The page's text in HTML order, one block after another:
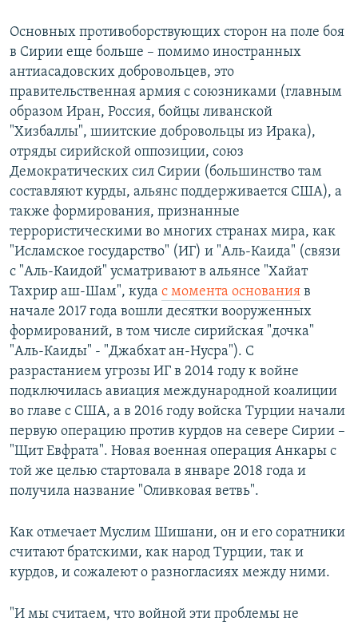
Основных противоборствующих сторон на поле боя
в Сирии еще больше – помимо иностранных
антиасадовских добровольцев, это
правительственная армия с союзниками (главным
образом Иран, Россия, бойцы ливанской
"Хизбаллы", шиитские добровольцы из Ирака),
отряды сирийской оппозиции, союз
Демократических сил Сирии (большинство там
составляют курды, альянс поддерживается США), а
также формирования, признанные
террористическими во многих странах мира, как
"Исламское государство" (ИГ) и "Аль-Каида" (связи
с "Аль-Каидой" усматривают в альянсе "Хайат
Тахрир аш-Шам", куда с момента основания в
начале 2017 года вошли десятки вооруженных
формирований, в том числе сирийская "дочка"
"Аль-Каиды" - "Джабхат ан-Нусра"). С
разрастанием угрозы ИГ в 2014 году к войне
подключилась авиация международной коалиции
во главе с США, а в 2016 году войска Турции начали
первую операцию против курдов на севере Сирии –
"Щит Евфрата". Новая военная операция Анкары с
той же целью стартовала в январе 2018 года и
получила название "Оливковая ветвь".
Как отмечает Муслим Шишани, он и его соратники
считают братскими, как народ Турции, так и
курдов, и сожалеют о разногласиях между ними.
"И мы считаем, что войной эти проблемы не